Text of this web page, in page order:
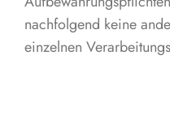
nachfolgend keine
einzelnen